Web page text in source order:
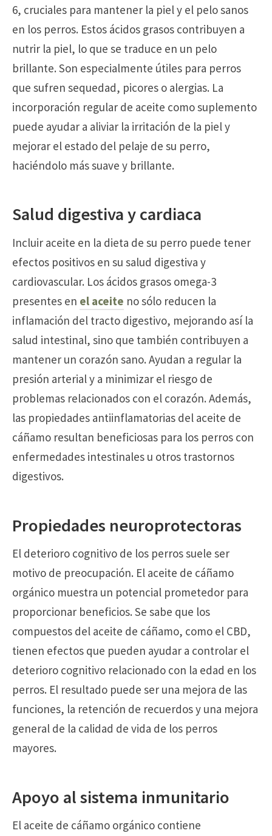
6, cruciales para mantener la piel y el pelo sanos
en los perros. Estos ácidos grasos contribuyen a
nutrir la piel, lo que se traduce en un pelo
brillante. Son especialmente útiles para perros
que sufren sequedad, picores o alergias. La
incorporación regular de aceite como suplemento
puede ayudar a aliviar la irritación de la piel y
mejorar el estado del pelaje de su perro,
haciéndolo más suave y brillante.
Salud digestiva y cardiaca
Incluir aceite en la dieta de su perro puede tener
efectos positivos en su salud digestiva y
cardiovascular. Los ácidos grasos omega-3
presentes en el aceite no sólo reducen la
inflamación del tracto digestivo, mejorando así la
salud intestinal, sino que también contribuyen a
mantener un corazón sano. Ayudan a regular la
presión arterial y a minimizar el riesgo de
problemas relacionados con el corazón. Además,
las propiedades antiinflamatorias del aceite de
cáñamo resultan beneficiosas para los perros con
enfermedades intestinales u otros trastornos
digestivos.
Propiedades neuroprotectoras
El deterioro cognitivo de los perros suele ser
motivo de preocupación. El aceite de cáñamo
orgánico muestra un potencial prometedor para
proporcionar beneficios. Se sabe que los
compuestos del aceite de cáñamo, como el CBD,
tienen efectos que pueden ayudar a controlar el
deterioro cognitivo relacionado con la edad en los
perros. El resultado puede ser una mejora de las
funciones, la retención de recuerdos y una mejora
general de la calidad de vida de los perros
mayores.
Apoyo al sistema inmunitario
El aceite de cáñamo orgánico contiene